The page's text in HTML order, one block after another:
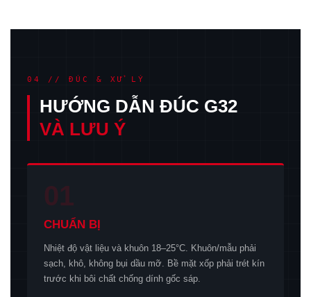
04 // ĐÚC & XỬ LÝ
HƯỚNG DẪN ĐÚC G32
VÀ LƯU Ý
01
CHUẨN BỊ
Nhiệt độ vật liệu và khuôn 18–25°C. Khuôn/mẫu phải
sạch, khô, không bụi dầu mỡ. Bề mặt xốp phải trét kín
trước khi bôi chất chống dính gốc sáp.